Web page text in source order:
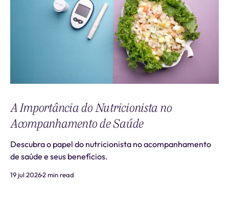
A Importância do Nutricionista no
Acompanhamento de Saúde
Descubra o papel do nutricionista no acompanhamento
de saúde e seus benefícios.
19 jul 20262 min read